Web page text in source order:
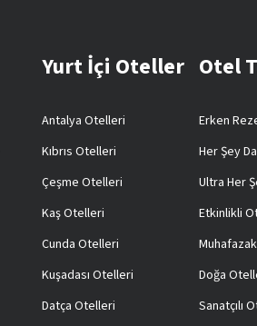
Yurt İçi Oteller
Antalya Otelleri
Kıbrıs Otelleri
Çeşme Otelleri
Kaş Otelleri
Cunda Otelleri
Kuşadası Otelleri
Datça Otelleri
Otel
Erken
Her Şey
Ultra Her
Etkinlikli
Doğa
Sanatçılı